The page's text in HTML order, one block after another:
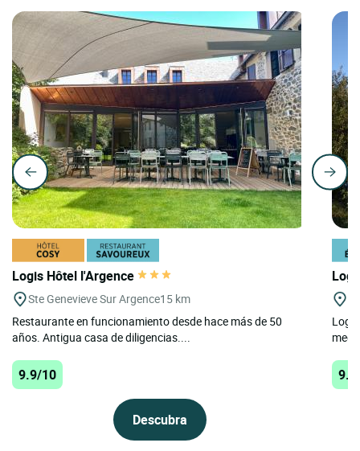
Logis Hôtel l'Argence
Ste Genevieve Sur Argence15 km
Restaurante en funcionamiento desde hace más de 50
años. Antigua casa de diligencias....
9.9/10
Descubra